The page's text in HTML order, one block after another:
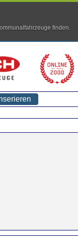
finden.